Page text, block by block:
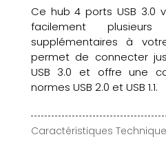
Ce hub 4 ports USB 3.0
facilement
supplémentaires à
permet de connecter
USB 3.0 et offre une
normes USB 2.0 et USB 1.1.
Caractéristiques